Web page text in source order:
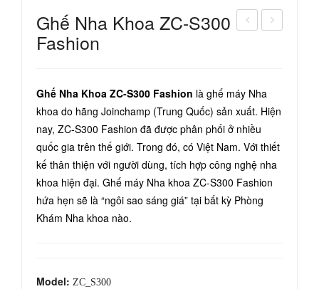
Phi
m I-
n
ZC-
S60
Ghế Nha Khoa ZC-S300
Fashion
Ghế Nha Khoa ZC-S300 Fashion là ghế máy Nha
khoa do hãng Joinchamp (Trung Quốc) sản xuất. Hiện
nay, ZC-S300 Fashion đã được phân phối ở nhiều
quốc gia trên thế giới. Trong đó, có Việt Nam. Với thiết
kế thân thiện với người dùng, tích hợp công nghệ nha
khoa hiện đại. Ghế máy Nha khoa ZC-S300 Fashion
hứa hẹn sẽ là “ngôi sao sáng giá” tại bất kỳ Phòng
Khám Nha khoa nào.
Model: ZC_S300